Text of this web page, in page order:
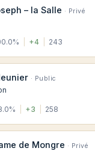
– la Salle · Privé
+4 243
· Public
+3 258
de Mongre · Privé